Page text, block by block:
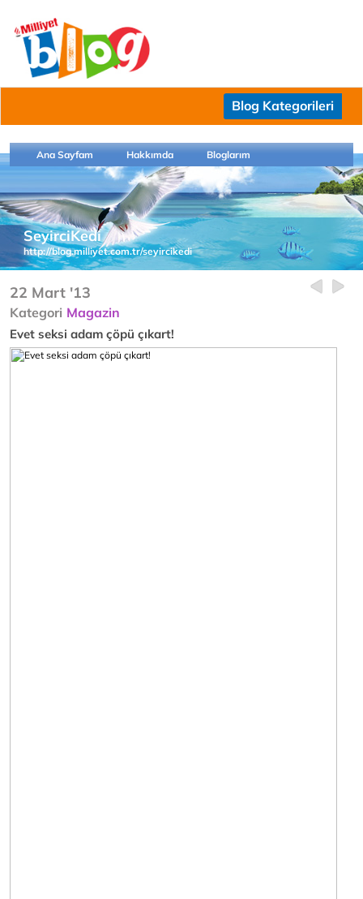
Blog Kategorileri
Ana Sayfam Hakkımda Bloglarım
SeyirciKedi
http://blog.milliyet.com.tr/seyircikedi
22 Mart '13
Kategori Magazin
Evet seksi adam çöpü çıkart!